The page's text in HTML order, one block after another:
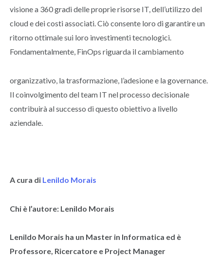
visione a 360 gradi delle proprie risorse IT, dell’utilizzo del
cloud e dei costi associati. Ciò consente loro di garantire un
ritorno ottimale sui loro investimenti tecnologici.
Fondamentalmente, FinOps riguarda il cambiamento
organizzativo, la trasformazione, l’adesione e la governance.
Il coinvolgimento del team IT nel processo decisionale
contribuirà al successo di questo obiettivo a livello
aziendale.
A cura di Lenildo Morais
Chi è l’autore: Lenildo Morais
Lenildo Morais ha un Master in Informatica ed è
Professore, Ricercatore e Project Manager